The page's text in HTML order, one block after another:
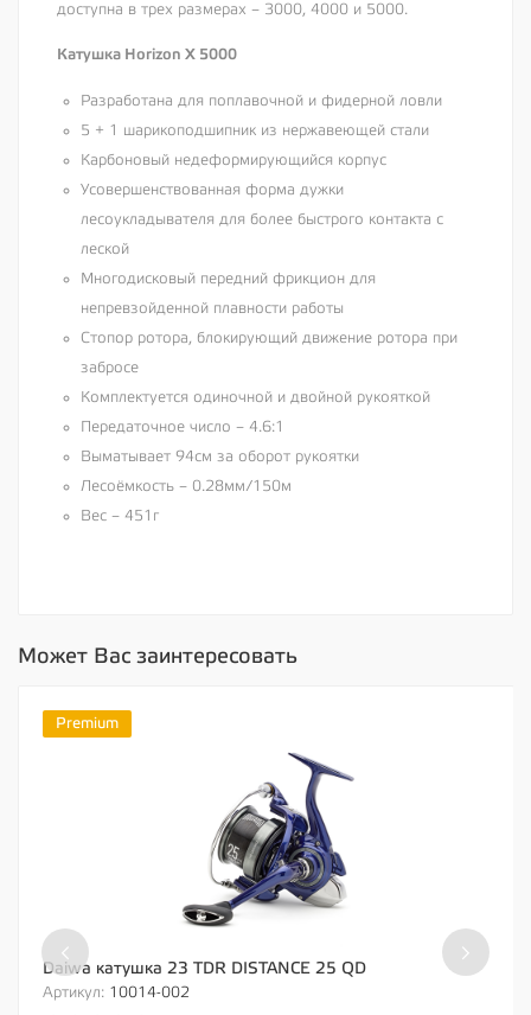
доступна в трех размерах – 3000, 4000 и 5000.
Катушка Horizon X 5000
Разработана для поплавочной и фидерной ловли
5 + 1 шарикоподшипник из нержавеющей стали
Карбоновый недеформирующийся корпус
Усовершенствованная форма дужки
лесоукладывателя для более быстрого контакта с
леской
Многодисковый передний фрикцион для
непревзойденной плавности работы
Стопор ротора, блокирующий движение ротора при
забросе
Комплектуется одиночной и двойной рукояткой
Передаточное число – 4.6:1
Выматывает 94см за оборот рукоятки
Лесоёмкость – 0.28мм/150м
Вес – 451г
Может Вас заинтересовать
Premium
Daiwa катушка 23 TDR DISTANCE 25 QD
Артикул: 10014-002
‹ ›